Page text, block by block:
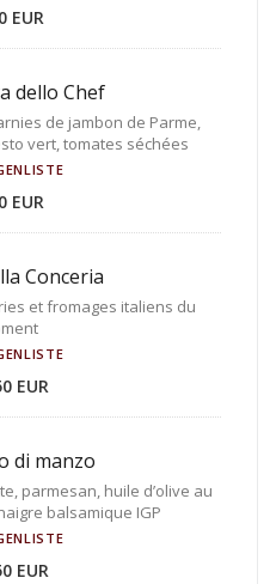
EUR
dello Chef
de jambon de Parme,
vert, tomates séchées
EUR
Conceria
et fromages italiens du
EUR
di manzo
parmesan, huile d’olive au
balsamique IGP
EUR